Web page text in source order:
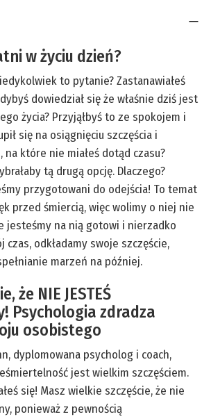
w życiu dzień?
to pytanie? Zastanawiałeś
dowiedział się że właśnie dziś jest
życia? Przyjąłbyś to ze spokojem i
się na osiągnięciu szczęścia i
na które nie miałeś dotąd czasu?
tą drugą opcję. Dlaczego?
przygotowani do odejścia! To temat
przed śmiercią, więc wolimy o niej nie
jesteśmy na nią gotowi i nierzadko
czas, odkładamy swoje szczęście,
marzeń na później.
że NIE JESTEŚ
Psychologia zdradza
osobistego
dyplomowana psycholog i coach,
jest wielkim szczęściem.
się! Masz wielkie szczęście, że nie
ponieważ z pewnością